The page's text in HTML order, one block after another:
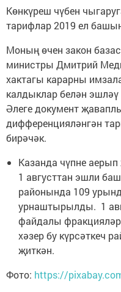
Көнкүреш чүбен
тарифлар 2019 ел
Моның өчен закон
министры Дмитрий
хактагы карарны
калдыклар белән
Әлеге документ
дифференцияләнгән
бирәчәк.
Казанда чүпне
1 августтан эшли
районында 109
урнаштырылды. 1
файдалы фракцияләр
хәзер бу күрсәткеч
җиткән.
Фото: https://